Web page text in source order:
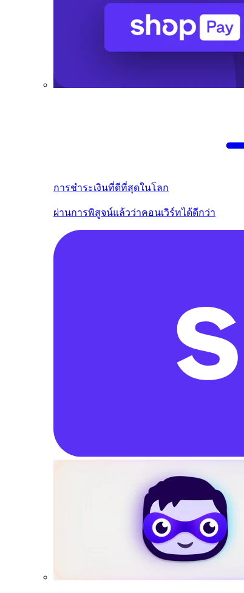
การชำระเงินที่ดีที่สุดในโลก
ผ่านการพิสูจน์แล้วว่าคอนเวิร์ทได้ดีกว่า